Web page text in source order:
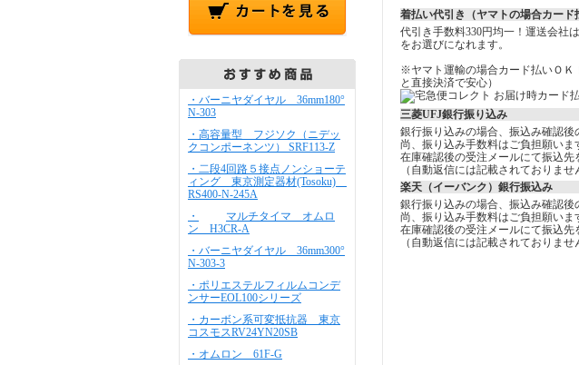
・バーニヤダイヤル 36mm180°
N-303
・高容量型 フジソク（ニデッ
クコンポーネンツ） SRF113-Z
・二段4回路５接点ノンショーテ
ィング 東京測定器材(Tosoku)
RS400-N-245A
・
マルチタイマ オムロ
ン H3CR-A
・バーニヤダイヤル 36mm300°
N-303-3
・ポリエステルフィルムコンデ
ンサーEOL100シリーズ
・カーボン系可変抵抗器 東京
コスモスRV24YN20SB
・オムロン 61F-G
着払い代引き（ヤマトの場合カード
代引き手数料330円均一！運送会社
をお選びになれます。
※ヤマト運輸の場合カード払いＯＫ
と直接決済で安心）
三菱UFJ銀行振り込み
銀行振り込みの場合、振込み確認後
尚、振り込み手数料はご負担願いま
在庫確認後の受注メールにて振込先
（自動返信には記載されておりませ
楽天（イーバンク）銀行振込み
銀行振り込みの場合、振込み確認後
尚、振り込み手数料はご負担願いま
在庫確認後の受注メールにて振込先
（自動返信には記載されておりませ